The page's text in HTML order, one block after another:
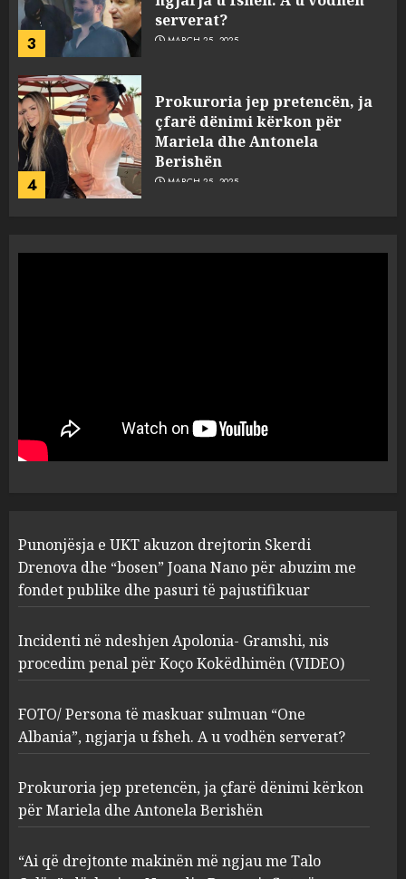
3
serverat?
MARCH 25, 2025
4
Prokuroria jep pretencën, ja
çfarë dënimi kërkon për
Mariela dhe Antonela
Berishën
MARCH 25, 2025
1
“bosen” Joana Nano për
abuzim me fondet publike dhe
pasuri të pajustifikuar
2
Apolonia- Gramshi, nis
procedim penal për Koço
Kokëdhimën (VIDEO)
MARCH 27, 2025
3
FOTO/ Persona të maskuar
sulmuan “One Albania”,
ngjarja u fsheh. A u vodhën
serverat?
MARCH 25, 2025
Prokuroria jep pretencën, ja
çfarë dënimi kërkon për
Berishën
Punonjësja e UKT akuzon drejtorin Skerdi
Drenova dhe “bosen” Joana Nano për abuzim me
fondet publike dhe pasuri të pajustifikuar
Incidenti në ndeshjen Apolonia- Gramshi, nis
procedim penal për Koço Kokëdhimën (VIDEO)
FOTO/ Persona të maskuar sulmuan “One
Albania”, ngjarja u fsheh. A u vodhën serverat?
Prokuroria jep pretencën, ja çfarë dënimi kërkon
për Mariela dhe Antonela Berishën
“Ai që drejtonte makinën më ngjau me Talo